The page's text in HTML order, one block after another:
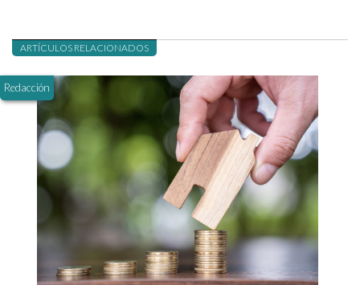
ARTÍCULOS RELACIONADOS
Redacción